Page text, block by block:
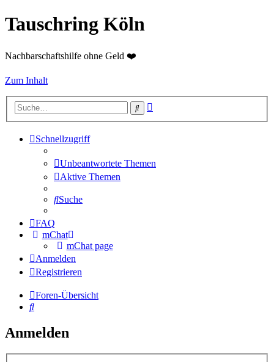
Tauschring Köln
Nachbarschaftshilfe ohne Geld ❤️
Zum Inhalt
Suche
Schnellzugriff
Unbeantwortete Themen
Aktive Themen
Suche
FAQ
mChat
mChat page
Anmelden
Registrieren
Foren-Übersicht
Suche
Anmelden